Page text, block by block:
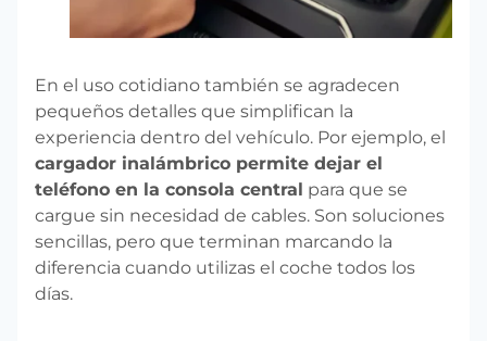
En el uso cotidiano también se agradecen
pequeños detalles que simplifican la
experiencia dentro del vehículo. Por ejemplo, el
cargador inalámbrico permite dejar el
teléfono en la consola central para que se
cargue sin necesidad de cables. Son soluciones
sencillas, pero que terminan marcando la
diferencia cuando utilizas el coche todos los
días.